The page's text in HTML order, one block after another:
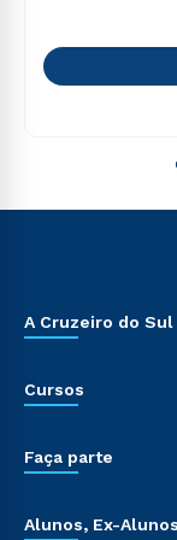
A Cruzeiro do Sul
Cursos
Faça parte
Alunos, Ex-